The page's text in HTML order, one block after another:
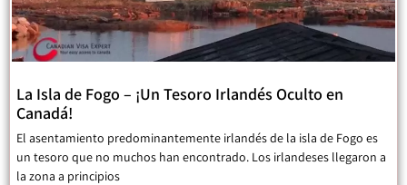
La Isla de Fogo – ¡Un Tesoro Irlandés Oculto en
Canadá!
El asentamiento predominantemente irlandés de la isla de Fogo es
un tesoro que no muchos han encontrado. Los irlandeses llegaron a
la zona a principios